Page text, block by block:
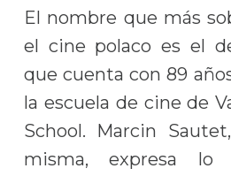
El nombre que más
el cine polaco es el
que cuenta con 89
la escuela de cine de
School. Marcin
misma, expresa lo